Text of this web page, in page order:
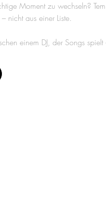
Moment zu wechseln?
nicht aus einer Liste.
einem DJ, der Songs